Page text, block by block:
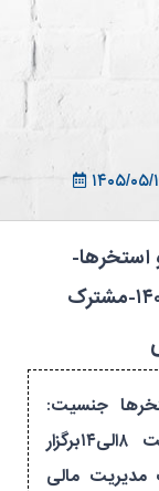
۰۵/۱۸
استخرها-
جنسیت:
مشترک این دوره روزجمعه ۱۲از ساعت ۸الی۱۴برگزار
مالی